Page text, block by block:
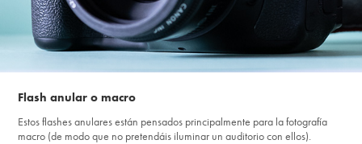
Flash anular o macro
Estos flashes anulares están pensados principalmente para la fotografía
macro (de modo que no pretendáis iluminar un auditorio con ellos).